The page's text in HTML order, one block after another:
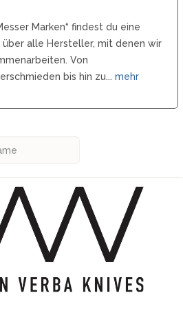
Marken“ findest du eine
alle Hersteller, mit denen wir
Von
bis hin zu... mehr